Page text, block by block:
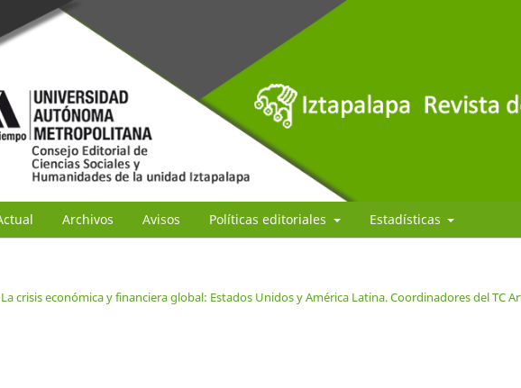
Archivos Avisos Políticas editoriales Estadísticas
crisis económica y financiera global: Estados Unidos y América Latina. Coordinadores del TC